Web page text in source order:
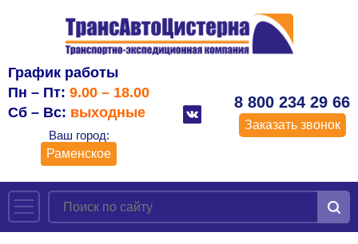
График работы
Пн – Пт: 9.00 – 18.00
Сб – Вс: выходные
Ваш город:
Раменское
8 800 234 29 66
Заказать звонок